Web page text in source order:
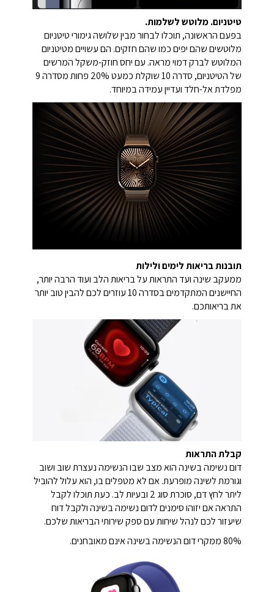
טיטניום. מלוטש לשלמות.
בפעם הראשונה, תוכלו לבחור מבין שלושה גימורי טיטניום
מלוטשים שהם יפים כמו שהם חזקים. הם עשויים מטיטניום
המלוטש לברק דמוי מראה. עם יחס חוזק-משקל המרשים
של הטיטניום, סדרה 10 שוקלת כמעט 20% פחות מסדרה 9
מפלדת אל-חלד ועדיין עמידה במיוחד.
תובנות בריאות לימים ולילות
ממעקב שינה ועד התראות על בריאות הלב ועוד הרבה יותר,
החיישנים המתקדמים בסדרה 10 עוזרים לכם להבין טוב יותר
את בריאותכם.
קבלת התראות
דום נשימה בשינה הוא מצב שבו הנשימה נעצרת שוב ושוב
וגורמת לשינה מופרעת. אם לא מטפלים בו, הוא עלול להוביל
ליתר לחץ דם, סוכרת סוג 2 ובעיות לב. כעת תוכלו לקבל
התראה אם יזוהו סימנים לדום נשימה בשינה ולקבל דוח
שיעזור לכם לנהל שיחות עם ספק שירותי הבריאות שלכם.
80% ממקרי דום הנשימה בשינה אינם מאובחנים.